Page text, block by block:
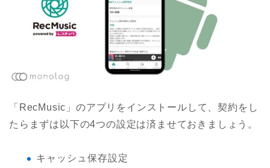
「RecMusic」のアプリをインストールして、契約をし
たらまずは以下の4つの設定は済ませておきましょう。
キャッシュ保存設定